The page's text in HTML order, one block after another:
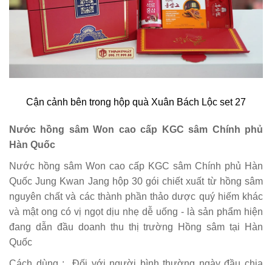
Cận cảnh bên trong hộp quà Xuân Bách Lộc set 27
Nước hồng sâm Won cao cấp KGC sâm Chính phủ
Hàn Quốc
Nước hồng sâm Won cao cấp KGC sâm Chính phủ Hàn
Quốc Jung Kwan Jang hộp 30 gói chiết xuất từ hồng sâm
nguyên chất và các thành phần thảo dược quý hiếm khác
và mật ong có vị ngọt dịu nhẹ dễ uống - là sản phẩm hiện
đang dẫn đầu doanh thu thị trường Hồng sâm tại Hàn
Quốc